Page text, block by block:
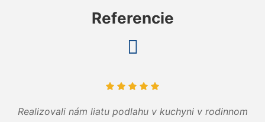
Referencie
Realizovali nám liatu podlahu v kuchyni v rodinnom